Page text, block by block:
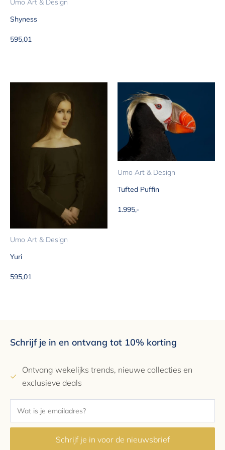
Schrijf je in en ontvang tot 10% korting
Ontvang wekelijks trends, nieuwe collecties en
exclusieve deals
Schrijf je in voor de nieuwsbrief
Umo Art & Design
Shyness
Aanbiedingsprijs
595,01
Umo Art & Design
Yuri
Aanbiedingsprijs
595,01
Umo Art & Design
Tufted Puffin
Aanbiedingsprijs
1.995,-